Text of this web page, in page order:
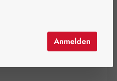
Anmelden